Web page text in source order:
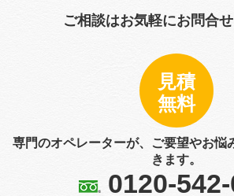
ご相談はお気軽にお問合
見積
無料
専門のオペレーターが、ご要望やお悩
きます。
0120-